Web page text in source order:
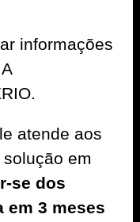
informações
atende aos
em
se dos
em 3 meses